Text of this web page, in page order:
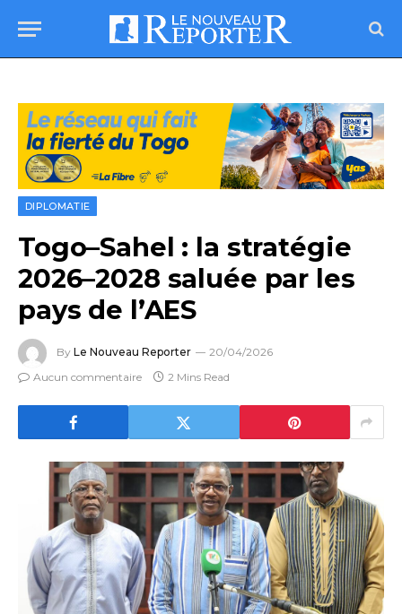
DIPLOMATIE
Togo–Sahel : la stratégie
2026–2028 saluée par les
pays de l’AES
By Le Nouveau Reporter
20/04/2026
Aucun commentaire
2 Mins Read